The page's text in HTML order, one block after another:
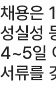
채용은
성실성
4~5일
서류를